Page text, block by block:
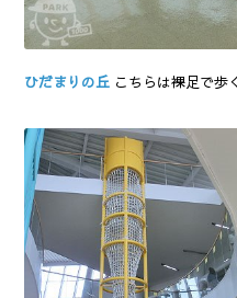
ひだまりの丘 こちらは裸足で歩